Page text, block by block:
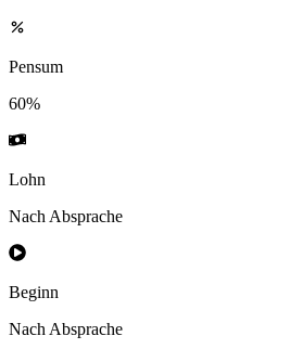
Pensum
60%
Lohn
Nach Absprache
Beginn
Nach Absprache